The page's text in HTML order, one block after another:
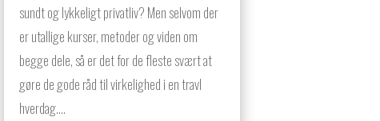
sundt og lykkeligt privatliv? Men selvom der
er utallige kurser, metoder og viden om
begge dele, så er det for de fleste svært at
gøre de gode råd til virkelighed i en travl
hverdag....